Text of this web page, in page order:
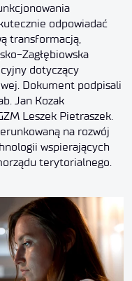
odpowiadać
transformacją,
Zagłębiowska
dotyczący
Dokument podpisali
Jan Kozak
Leszek Pietraszek.
na rozwój
wspierających
terytorialnego.